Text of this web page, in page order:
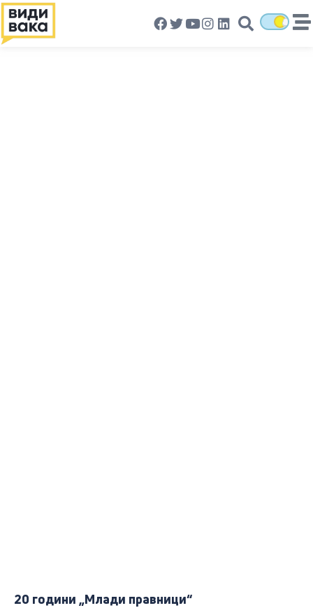
20 години „Млади правници“